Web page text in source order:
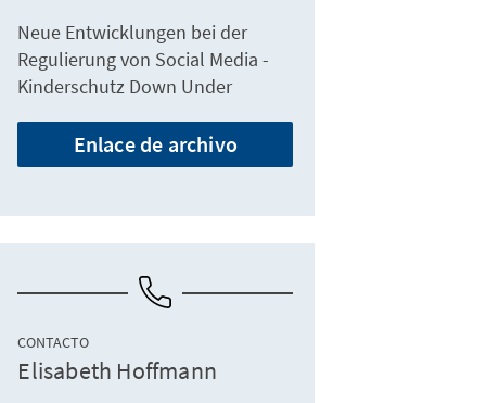
Neue Entwicklungen bei der
Regulierung von Social Media -
Kinderschutz Down Under
Enlace de archivo
CONTACTO
Elisabeth Hoffmann